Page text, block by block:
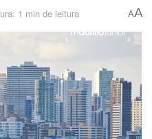
1 min de leitura AA